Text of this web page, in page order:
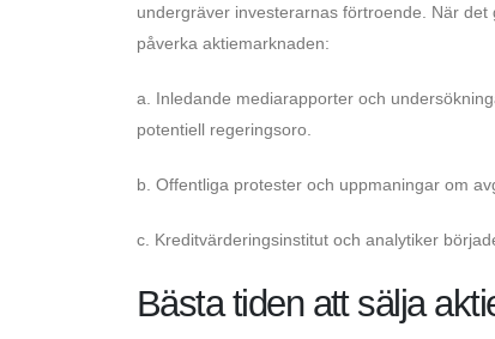
undergräver investerarnas förtroende. När
påverka aktiemarknaden:
a. Inledande mediarapporter och
potentiell regeringsoro.
b. Offentliga protester och uppmaningar om
c. Kreditvärderingsinstitut och analytiker
Bästa tiden att sälja